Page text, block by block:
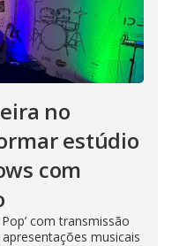
no
estúdio
com
com transmissão
musicais